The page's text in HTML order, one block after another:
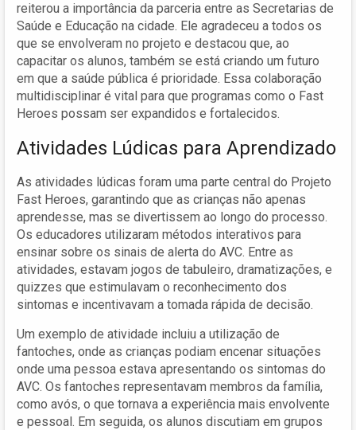
reiterou a importância da parceria entre as Secretarias de
Saúde e Educação na cidade. Ele agradeceu a todos os
que se envolveram no projeto e destacou que, ao
capacitar os alunos, também se está criando um futuro
em que a saúde pública é prioridade. Essa colaboração
multidisciplinar é vital para que programas como o Fast
Heroes possam ser expandidos e fortalecidos.
Atividades Lúdicas para Aprendizado
As atividades lúdicas foram uma parte central do Projeto
Fast Heroes, garantindo que as crianças não apenas
aprendesse, mas se divertissem ao longo do processo.
Os educadores utilizaram métodos interativos para
ensinar sobre os sinais de alerta do AVC. Entre as
atividades, estavam jogos de tabuleiro, dramatizações, e
quizzes que estimulavam o reconhecimento dos
sintomas e incentivavam a tomada rápida de decisão.
Um exemplo de atividade incluiu a utilização de
fantoches, onde as crianças podiam encenar situações
onde uma pessoa estava apresentando os sintomas do
AVC. Os fantoches representavam membros da família,
como avós, o que tornava a experiência mais envolvente
e pessoal. Em seguida, os alunos discutiam em grupos